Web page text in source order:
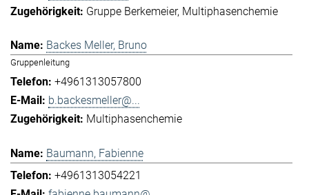
Gruppe Berkemeier Multiphasenchemie
Backes Meller, Bruno
Gruppenleitung
+4961313057800
b.backesmeller@...
Multiphasenchemie
Baumann, Fabienne
+4961313054221